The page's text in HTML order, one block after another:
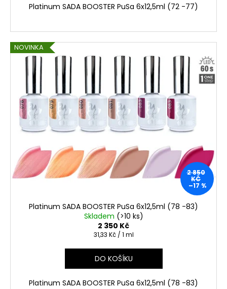
Platinum SADA BOOSTER PuSa 6x12,5ml (72 -77)
NOVINKA
2 850
KČ
–17 %
Platinum SADA BOOSTER PuSa 6x12,5ml (78 -83)
Skladem (>10 ks)
2 350 Kč
Měrná
31,33 Kč / 1 ml
DO KOŠÍKU
Platinum SADA BOOSTER PuSa 6x12,5ml (78 -83)